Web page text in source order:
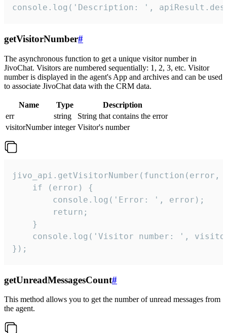
console.log('Description: ',
getVisitorNumber#
The asynchronous function to get a unique visitor number in
JivoChat. Visitors are numbered sequentially: 1, 2, 3, etc. Visitor
number is displayed in the agent's App and archives and can be used
to associate JivoChat data with the CRM data.
Name Type
Description
err
string
String that contains the error
visitorNumber integer Visitor's number
jivo_api.getVisitorNumber(function(error,
    if (error) {
        console.log('Error: ', error);
        return;
    }
console.log('Visitor number: ',
});
getUnreadMessagesCount#
This method allows you to get the number of unread messages from
the agent.